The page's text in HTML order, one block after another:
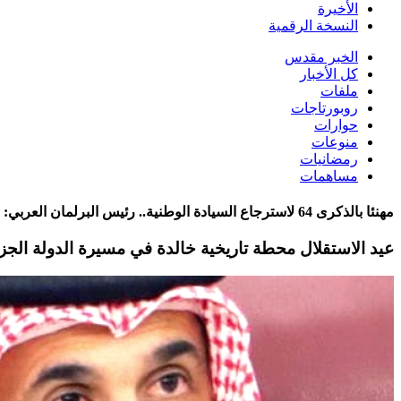
الأخيرة
النسخة الرقمية
الخبر مقدس
كل الأخبار
ملفات
روبورتاجات
حوارات
منوعات
رمضانيات
مساهمات
مهنئا بالذكرى 64 لاسترجاع السيادة الوطنية.. رئيس البرلمان العربي:
عيد الاستقلال محطة تاريخية خالدة في مسيرة الدولة